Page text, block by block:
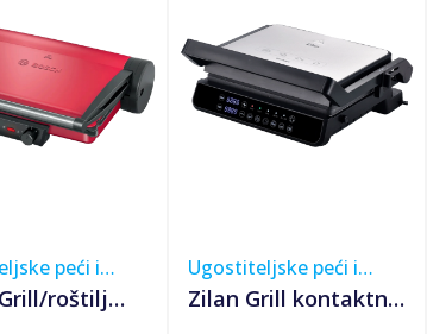
peći i
roštilj
Ugostiteljske peći i
roštilji
Zilan Grill kontaktni,